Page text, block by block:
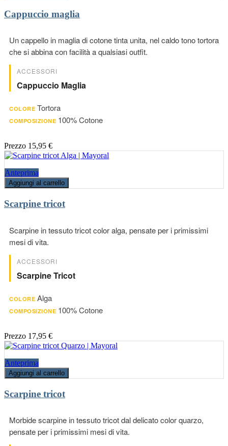
Cappuccio maglia
Un cappello in maglia di cotone tinta unita, nel caldo tono tortora
che si abbina con facilità a qualsiasi outfit.
ACCESSORI
Cappuccio Maglia
COLORE Tortora
COMPOSIZIONE 100% Cotone
Prezzo 15,95 €
Anteprima
Aggiungi al carrello
Scarpine tricot
Scarpine in tessuto tricot color alga, pensate per i primissimi
mesi di vita.
ACCESSORI
Scarpine Tricot
COLORE Alga
COMPOSIZIONE 100% Cotone
Prezzo 17,95 €
Anteprima
Aggiungi al carrello
Scarpine tricot
Morbide scarpine in tessuto tricot dal delicato color quarzo,
pensate per i primissimi mesi di vita.